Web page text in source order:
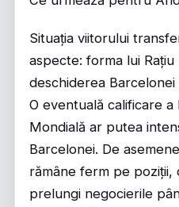
Situația viitorului
aspecte: forma lui
deschiderea
O eventuală calificare a
Mondială ar putea
Barcelonei. De
rămâne ferm pe poziții,
prelungi negocierile